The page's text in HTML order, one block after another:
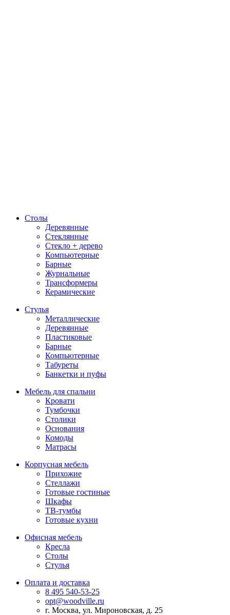
Столы
Деревянные
Стеклянные
Стекло + дерево
Компьютерные
Барные
Журнальные
Трансформеры
Керамические
Стулья
Металлические
Деревянные
Пластиковые
Барные
Компьютерные
Табуреты
Банкетки и пуфы
Мебель для спальни
Кровати
Тумбочки
Столики
Основания
Комоды
Матрасы
Корпусная мебель
Прихожие
Стеллажи
Готовые гостиные
Шкафы
ТВ-тумбы
Готовые кухни
Офисная мебель
Кресла
Столы
Стулья
Оплата и доставка
8 495 540-53-25
opt@woodville.ru
г. Москва, ул. Мироновская, д. 25